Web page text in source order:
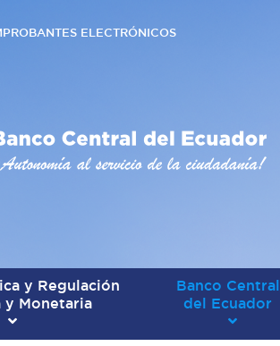
ELECTRÓNICOS
y Regulación
y Monetaria
Banco Central
del Ecuador